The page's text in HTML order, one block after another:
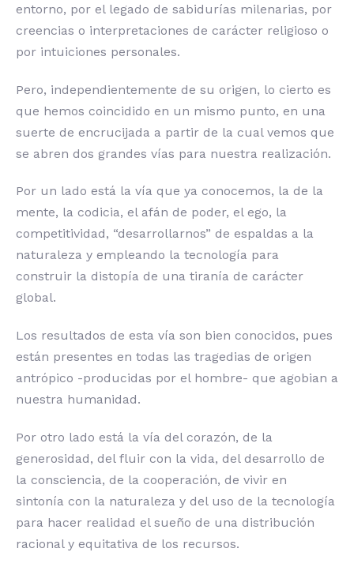
entorno, por el legado de sabidurías milenarias, por
creencias o interpretaciones de carácter religioso o
por intuiciones personales.
Pero, independientemente de su origen, lo cierto es
que hemos coincidido en un mismo punto, en una
suerte de encrucijada a partir de la cual vemos que
se abren dos grandes vías para nuestra realización.
Por un lado está la vía que ya conocemos, la de la
mente, la codicia, el afán de poder, el ego, la
competitividad, “desarrollarnos” de espaldas a la
naturaleza y empleando la tecnología para
construir la distopía de una tiranía de carácter
global.
Los resultados de esta vía son bien conocidos, pues
están presentes en todas las tragedias de origen
antrópico -producidas por el hombre- que agobian a
nuestra humanidad.
Por otro lado está la vía del corazón, de la
generosidad, del fluir con la vida, del desarrollo de
la consciencia, de la cooperación, de vivir en
sintonía con la naturaleza y del uso de la tecnología
para hacer realidad el sueño de una distribución
racional y equitativa de los recursos.